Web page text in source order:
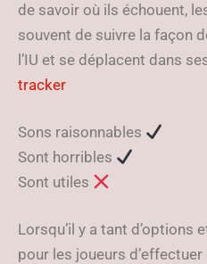
de savoir où ils échouent,
souvent de suivre la façon
l’IU et se déplacent dans
tracker
Sons raisonnables
Sont horribles
Sont utiles
Lorsqu’il y a tant d’options
pour les joueurs